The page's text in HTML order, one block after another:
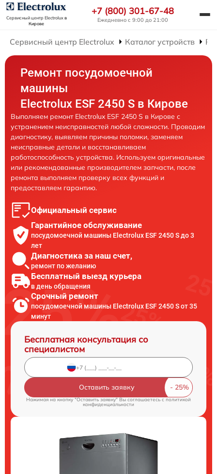
Сервисный центр Electroluxв
Кирове
+7 (800) 301-67-48
Ежедневно с 9:00 до 21:00
Сервисный центр Electrolux Каталог устройств
Ремонт посудомоечной
машины
Electrolux ESF 2450 S в Кирове
Выполняем ремонт Electrolux ESF 2450 S в Кирове с
устранением неисправностей любой сложности. Проводим
диагностику, выявляем причины поломки, заменяем
неисправные детали и восстанавливаем
работоспособность устройства. Используем оригинальные
или рекомендованные производителем запчасти, после
ремонта выполняем проверку всех функций и
предоставляем гарантию.
Официальный сервис
Гарантийное обслуживание
посудомоечной машины Electrolux ESF 2450 S до 3
лет
Диагностика за наш счет,
ремонт по желанию
Бесплатный выезд курьера
в день обращения
Срочный ремонт
посудомоечной машины Electrolux ESF 2450 S от 35
минут
Бесплатная консультация со
специалистом
Оставить заявку
Нажимая на кнопку "Оставить заявку" Вы соглашаетесь c политикой
конфиденциальности